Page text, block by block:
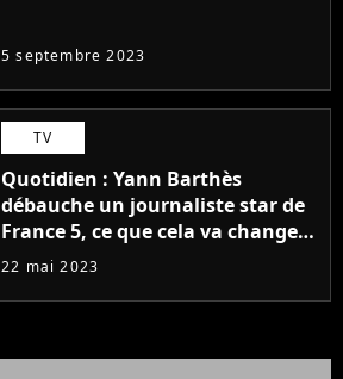
5 septembre 2023
TV
Quotidien : Yann Barthès
débauche un journaliste star de
France 5, ce que cela va changer
à la rentrée
22 mai 2023